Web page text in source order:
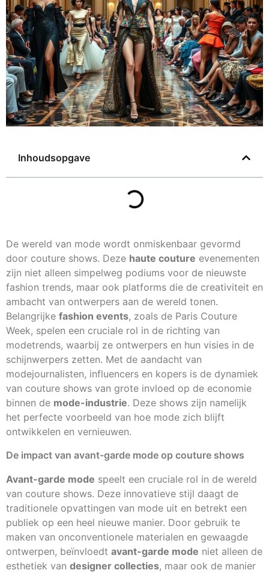
Inhoudsopgave
De wereld van mode wordt onmiskenbaar gevormd
door couture shows. Deze haute couture evenementen
zijn niet alleen simpelweg podiums voor de nieuwste
fashion trends, maar ook platforms die de creativiteit en
ambacht van ontwerpers aan de wereld tonen.
Belangrijke fashion events, zoals de Paris Couture
Week, spelen een cruciale rol in de richting van
modetrends, waarbij ze ontwerpers en hun visies in de
schijnwerpers zetten. Met de aandacht van
modejournalisten, influencers en kopers is de dynamiek
van couture shows van grote invloed op de economie
binnen de mode-industrie. Deze shows zijn namelijk
het perfecte voorbeeld van hoe mode zich blijft
ontwikkelen en vernieuwen.
De impact van avant-garde mode op couture shows
Avant-garde mode speelt een cruciale rol in de wereld
van couture shows. Deze innovatieve stijl daagt de
traditionele opvattingen van mode uit en betrekt een
publiek op een heel nieuwe manier. Door gebruik te
maken van onconventionele materialen en gewaagde
ontwerpen, beïnvloedt avant-garde mode niet alleen de
esthetiek van designer collecties, maar ook de manier